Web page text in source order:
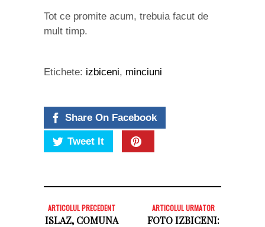
Tot ce promite acum, trebuia facut de
mult timp.
Etichete: izbiceni, minciuni
Share On Facebook
Tweet It
ARTICOLUL PRECEDENT
ISLAZ, COMUNA
ARTICOLUL URMATOR
FOTO IZBICENI: